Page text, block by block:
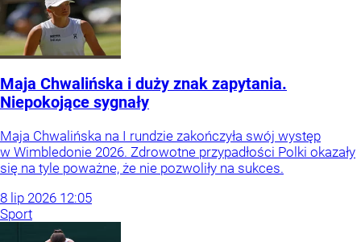
Maja Chwalińska i duży znak zapytania.
Niepokojące sygnały
Maja Chwalińska na I rundzie zakończyła swój występ
w Wimbledonie 2026. Zdrowotne przypadłości Polki okazały
się na tyle poważne, że nie pozwoliły na sukces.
8 lip 2026 12:05
Sport